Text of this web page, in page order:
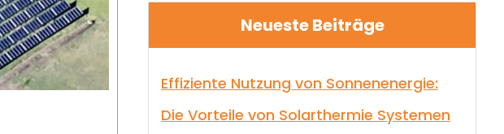
Neueste Beiträge
Effiziente Nutzung von Sonnenenergie:
Die Vorteile von Solarthermie Systemen